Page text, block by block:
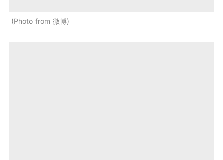
Photo from 微博